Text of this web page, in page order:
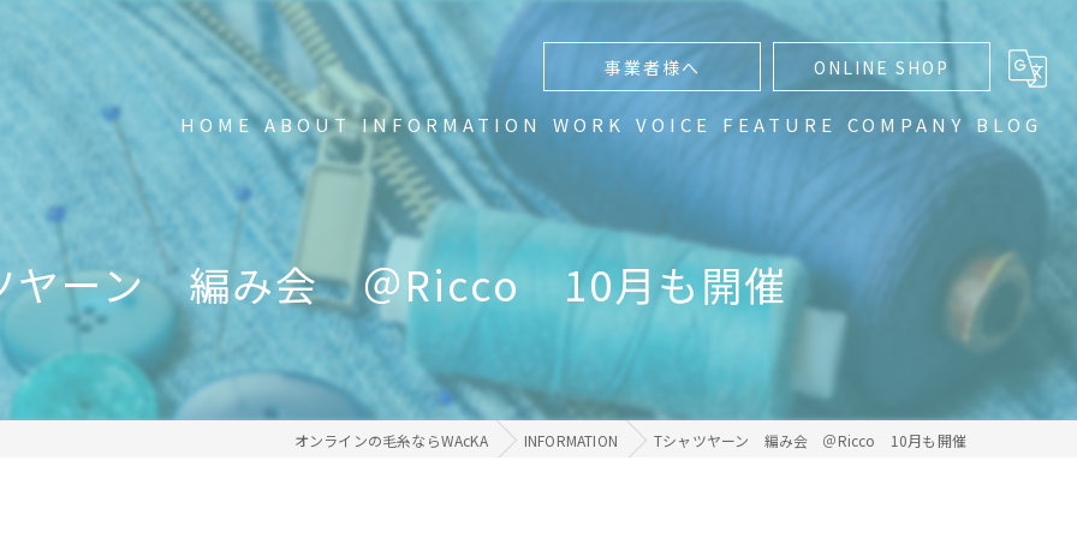
事業者様へ ONLINE SHOP
HOME ABOUT
新品の不要Tシャツ回収中
FAQ
事業内容
メディア掲載・受賞歴
INFORMATION WORK VOICE FEATURE
編み物
グラデーション
COMPANY BLOG
ヤーン 編み会 ＠Ricco 10月も開催
オンラインの毛糸ならWAcKA INFORMATION Tシャツヤーン 編み会 ＠Ricco 10月も開催